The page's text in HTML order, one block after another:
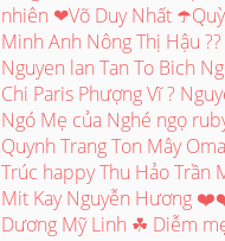
nhiên ❤Võ Duy Nhất
Minh Anh Nông Thị Hậu
Nguyen lan Tan To Bich
Chi Paris Phượng Vĩ ?
Ngó Mẹ của Nghé ngọ
Quynh Trang Ton Mây
Trúc happy Thu Hảo Trần
Mit Kay Nguyễn Hương
Dương Mỹ Linh ☘ Diễm